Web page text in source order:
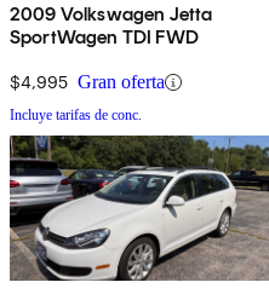
2009 Volkswagen Jetta
SportWagen TDI FWD
$4,995 Gran oferta
Incluye tarifas de conc.